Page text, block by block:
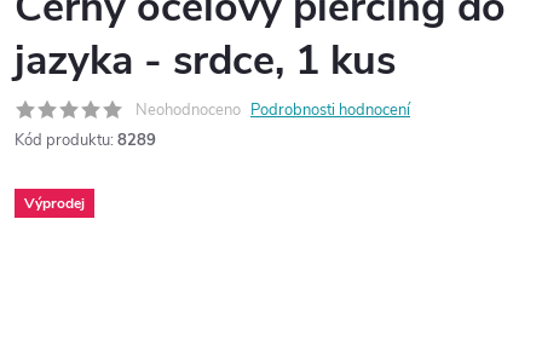
jazyka - srdce, 1 kus
Neohodnoceno Podrobnosti hodnocení
Kód produktu: 8289
Výprodej